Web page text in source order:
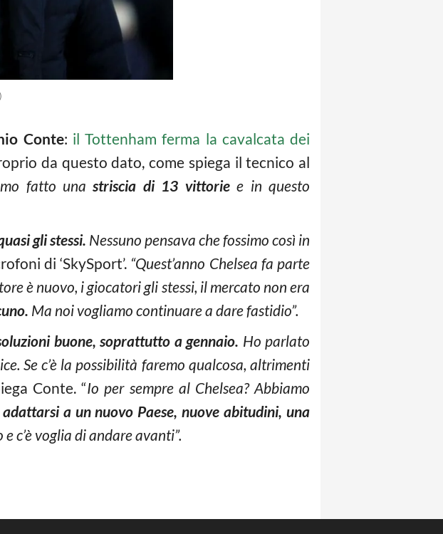
Conte: il Tottenham ferma la cavalcata dei
da questo dato, come spiega il tecnico al
fatto unastriscia di 13 vittoriee in questo
gli stessi. Nessuno pensava che fossimo così in
di ‘SkySport’. “Quest’anno Chelsea fa parte
è nuovo, i giocatori gli stessi, il mercato non era
Ma noi vogliamo continuare a dare fastidio”.
buone, soprattutto a gennaio. Ho parlato
Se c’è la possibilità faremo qualcosa, altrimenti
Conte. “Io per sempre al Chelsea? Abbiamo
a un nuovo Paese, nuove abitudini, una
c’è voglia di andare avanti”.